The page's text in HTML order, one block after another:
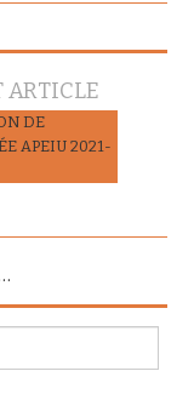
ARTICLE
DE
APEIU 2021-